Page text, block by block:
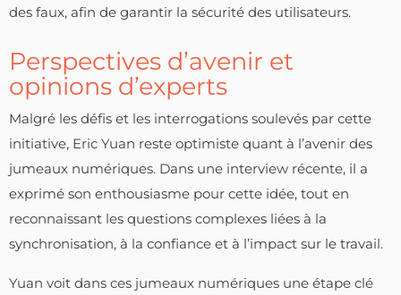
des faux, afin de garantir la sécurité des utilisateurs.
Perspectives d’avenir et
opinions d’experts
Malgré les défis et les interrogations soulevés par cette
initiative, Eric Yuan reste optimiste quant à l’avenir des
jumeaux numériques. Dans une interview récente, il a
exprimé son enthousiasme pour cette idée, tout en
reconnaissant les questions complexes liées à la
synchronisation, à la confiance et à l’impact sur le travail.
Yuan voit dans ces jumeaux numériques une étape clé